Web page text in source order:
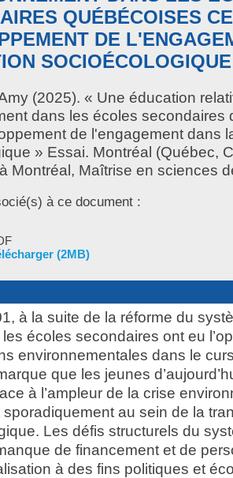
QUÉBÉCOISES
DE
SOCIOÉCOLOGIQUE
(2025). « Une éducation
dans les écoles secondaires
de l'engagement dans
» Essai. Montréal (Québec,
Montréal, Maîtrise en sciences
à ce document :
(2MB)
à la suite de la réforme du
écoles secondaires ont eu
environnementales dans le
que les jeunes
à l’ampleur de la crise
sporadiquement au sein de la
Les défis structurels du
de financement et de
à des fins politiques et